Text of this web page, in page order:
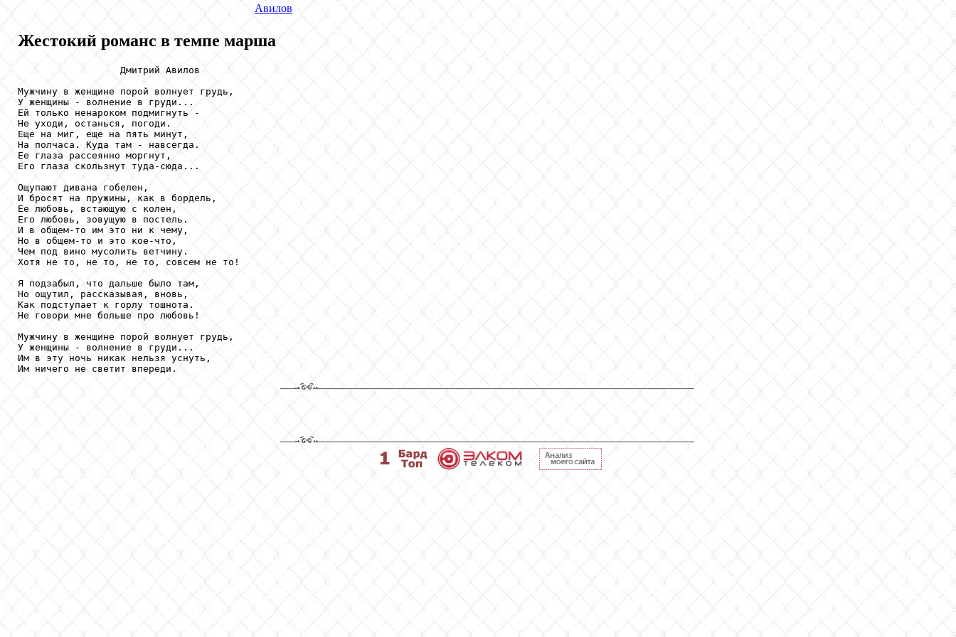
Авилов
Жестокий романс в темпе марша
                  Дмитрий Авилов
Мужчину в женщине порой волнует грудь,
У женщины - волнение в груди...
Ей только ненароком подмигнуть -
Не уходи, останься, погоди.
Еще на миг, еще на пять минут,
На полчаса. Куда там - навсегда.
Ее глаза рассеянно моргнут,
Его глаза скользнут туда-сюда...
Ощупают дивана гобелен,
И бросят на пружины, как в бордель,
Ее любовь, встающую с колен,
Его любовь, зовущую в постель.
И в общем-то им это ни к чему,
Но в общем-то и это кое-что,
Чем под вино мусолить ветчину.
Хотя не то, не то, не то, совсем не то!
Я подзабыл, что дальше было там,
Но ощутил, рассказывая, вновь,
Как подступает к горлу тошнота.
Не говори мне больше про любовь!
Мужчину в женщине порой волнует грудь,
У женщины - волнение в груди...
Им в эту ночь никак нельзя уснуть,
Им ничего не светит впереди.